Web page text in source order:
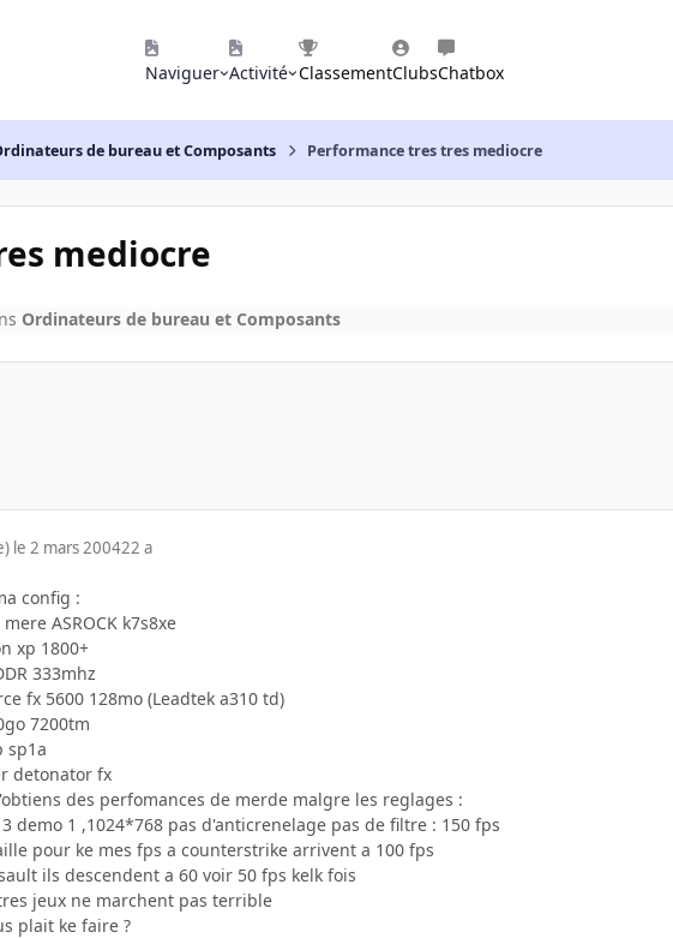
Naviguer Activité ClassementClubsChatbox
de bureau et Composants Performance tres tres mediocre
mediocre
Ordinateurs de bureau et Composants
le 2 mars 200422 a
config :
ASROCK k7s8xe
xp 1800+
333mhz
fx 5600 128mo (Leadtek a310 td)
7200tm
sp1a
detonator fx
des perfomances de merde malgre les reglages :
demo 1 ,1024*768 pas d'anticrenelage pas de filtre : 150 fps
pour ke mes fps a counterstrike arrivent a 100 fps
ils descendent a 60 voir 50 fps kelk fois
jeux ne marchent pas terrible
plait ke faire ?